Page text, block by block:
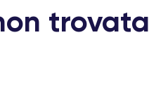
trovata